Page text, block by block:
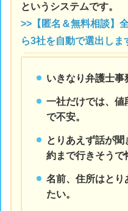
というシステムです。
>>【匿名＆無料相談】
ら3社を自動で選出しま
いきなり弁護士事
一社だけでは、値
で不安。
とりあえず話が
約まで行きそうで
名前、住所はとり
たい。